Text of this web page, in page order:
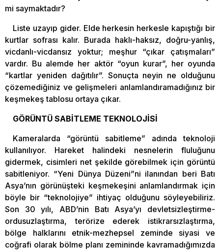
mi saymaktadır?
Liste uzayıp gider. Elde herkesin herkesle kapıştığı bir
kurtlar sofrası kalır. Burada haklı-haksız, doğru-yanlış,
vicdanlı-vicdansız yoktur; meşhur “çıkar çatışmaları”
vardır. Bu alemde her aktör “oyun kurar”, her oyunda
“kartlar yeniden dağıtılır”. Sonuçta neyin ne olduğunu
çözemediğiniz ve gelişmeleri anlamlandıramadığınız bir
keşmekeş tablosu ortaya çıkar.
GÖRÜNTÜ SABİTLEME TEKNOLOJİSİ
Kameralarda “görüntü sabitleme” adında teknoloji
kullanılıyor. Hareket halindeki nesnelerin fluluğunu
gidermek, cisimleri net şekilde görebilmek için görüntü
sabitleniyor. “Yeni Dünya Düzeni”ni ilanından beri Batı
Asya’nın görünüşteki keşmekeşini anlamlandırmak için
böyle bir “teknolojiye” ihtiyaç olduğunu söyleyebiliriz.
Son 30 yılı, ABD’nin Batı Asya’yı devletsizleştirme-
ordusuzlaştırma, terörize ederek istikrarsızlaştırma,
bölge halklarını etnik-mezhepsel zeminde siyasi ve
coğrafi olarak bölme planı zemininde kavramadığımızda